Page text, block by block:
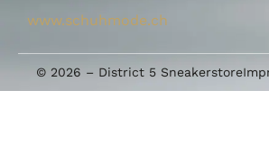
www.schuhmode.ch
© 2026 – District 5 Sneakerstore